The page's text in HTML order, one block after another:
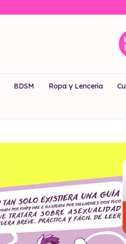
BDSM Ropa y Lencería